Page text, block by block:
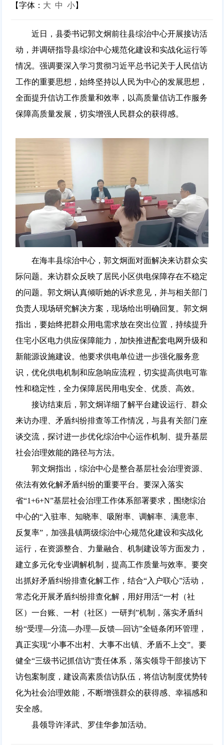
【字体： 大 中 小】
近日，县委书记郭文炯前往县综治中心开展接访活
动，并调研指导县综治中心规范化建设和实战化运行等
情况。强调要深入学习贯彻习近平总书记关于人民信访
工作的重要思想，始终坚持以人民为中心的发展思想，
全面提升信访工作质量和效率，以高质量信访工作服务
保障高质量发展，切实增强人民群众的获得感。
在海丰县综治中心，郭文炯面对面解决来访群众实
际问题。来访群众反映了居民小区供电保障存在不稳定
的问题。郭文炯认真倾听她的诉求意见，并与相关部门
负责人现场研究解决方案，现场给出明确回复。郭文炯
指出，要始终把群众用电需求放在突出位置，持续提升
住宅小区电力供应保障能力，加快推进配套电网升级和
新能源设施建设。他要求供电单位进一步强化服务意
识，优化供电机制和应急响应流程，切实提高供电可靠
性和稳定性，全力保障居民用电安全、优质、高效。
接访结束后，郭文炯详细了解平台建设运行、群众
来访办理、矛盾纠纷排查等工作情况，与县有关部门座
谈交流，探讨进一步优化综治中心运作机制、提升基层
社会治理效能的路径与方法。
郭文炯指出，综治中心是整合基层社会治理资源、
依法有效化解矛盾纠纷的重要平台。要深入落实
省“1+6+N”基层社会治理工作体系部署要求，围绕综治
中心的“入驻率、知晓率、吸附率、调解率、满意率、
反复率”，加强县镇两级综治中心规范化建设和实战化
运行，在资源整合、力量融合、机制建设等方面发力，
建立多元化专业调解机制，提高工作质量与效率。要突
出抓好矛盾纠纷排查化解工作，结合“入户联心”活动，
常态化开展矛盾纠纷排查化解，用好用活“一村（社
区）一台账、一村（社区）一研判”机制，落实矛盾纠
纷“受理—分流—办理—反馈—回访”全链条闭环管理，
真正实现“小事不出村、大事不出镇、矛盾不上交”。要
健全“三级书记抓信访”责任体系，落实领导干部接访下
访包案制度，建设高素质信访队伍，将信访制度优势转
化为社会治理效能，不断增强群众的获得感、幸福感和
安全感。
县领导许泽武、罗佳华参加活动。